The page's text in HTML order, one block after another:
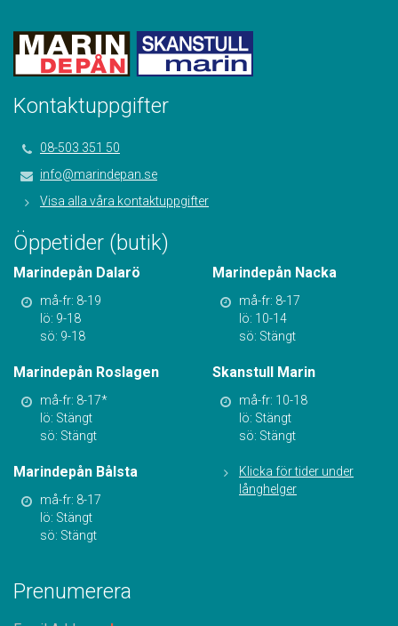
Kontaktuppgifter
08-503 351 50
info@marindepan.se
Visa alla våra kontaktuppgifter
Öppetider (butik)
Marindepån Dalarö
må-fr: 8-19
lö: 9-18
sö: 9-18
Marindepån Nacka
må-fr: 8-17
lö: 10-14
sö: Stängt
Marindepån Roslagen
må-fr: 8-17*
lö: Stängt
sö: Stängt
Skanstull Marin
må-fr: 10-18
lö: Stängt
sö: Stängt
Marindepån Bålsta
må-fr: 8-17
lö: Stängt
sö: Stängt
Klicka för tider under
långhelger
Prenumerera